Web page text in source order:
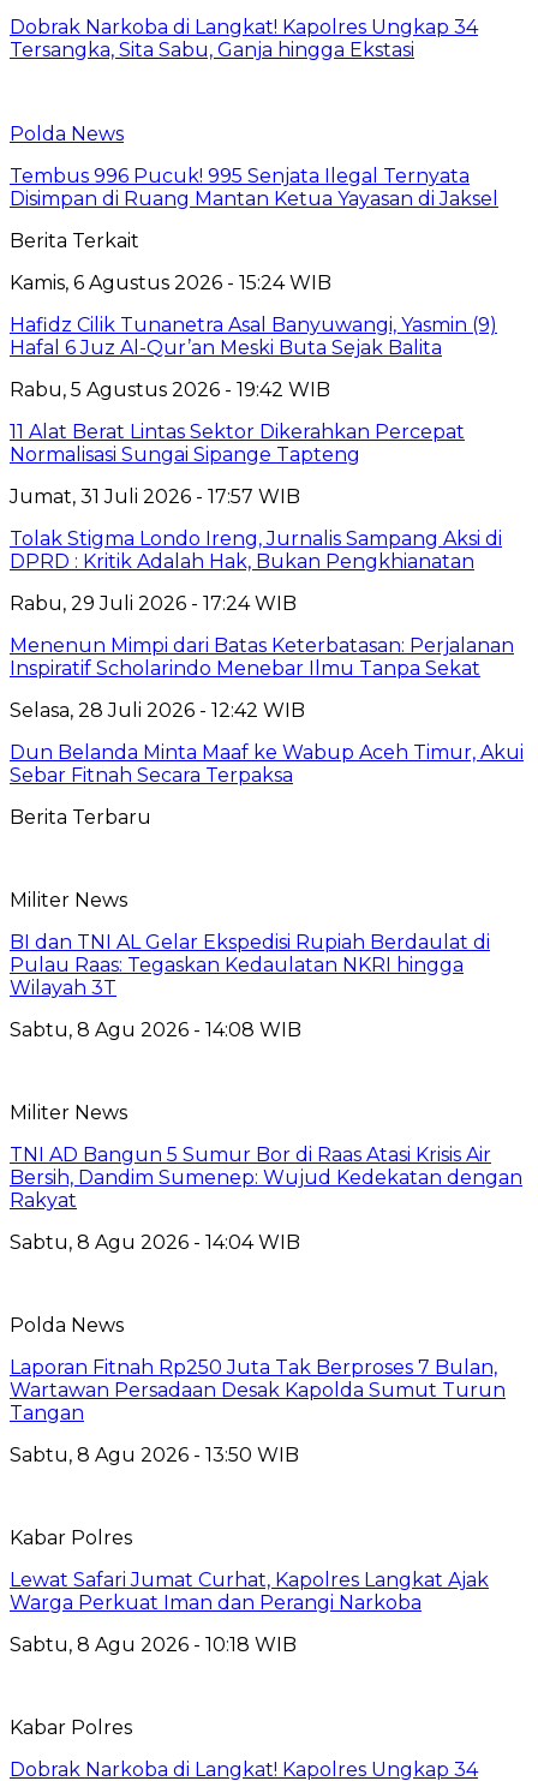
Dobrak Narkoba di Langkat! Kapolres Ungkap 34
Tersangka, Sita Sabu, Ganja hingga Ekstasi
Polda News
Tembus 996 Pucuk! 995 Senjata Ilegal Ternyata
Disimpan di Ruang Mantan Ketua Yayasan di Jaksel
Berita Terkait
Kamis, 6 Agustus 2026 - 15:24 WIB
Hafidz Cilik Tunanetra Asal Banyuwangi, Yasmin (9)
Hafal 6 Juz Al-Qur’an Meski Buta Sejak Balita
Rabu, 5 Agustus 2026 - 19:42 WIB
11 Alat Berat Lintas Sektor Dikerahkan Percepat
Normalisasi Sungai Sipange Tapteng
Jumat, 31 Juli 2026 - 17:57 WIB
Tolak Stigma Londo Ireng, Jurnalis Sampang Aksi di
DPRD : Kritik Adalah Hak, Bukan Pengkhianatan
Rabu, 29 Juli 2026 - 17:24 WIB
Menenun Mimpi dari Batas Keterbatasan: Perjalanan
Inspiratif Scholarindo Menebar Ilmu Tanpa Sekat
Selasa, 28 Juli 2026 - 12:42 WIB
Dun Belanda Minta Maaf ke Wabup Aceh Timur, Akui
Sebar Fitnah Secara Terpaksa
Berita Terbaru
Militer News
BI dan TNI AL Gelar Ekspedisi Rupiah Berdaulat di
Pulau Raas: Tegaskan Kedaulatan NKRI hingga
Wilayah 3T
Sabtu, 8 Agu 2026 - 14:08 WIB
Militer News
TNI AD Bangun 5 Sumur Bor di Raas Atasi Krisis Air
Bersih, Dandim Sumenep: Wujud Kedekatan dengan
Rakyat
Sabtu, 8 Agu 2026 - 14:04 WIB
Polda News
Laporan Fitnah Rp250 Juta Tak Berproses 7 Bulan,
Wartawan Persadaan Desak Kapolda Sumut Turun
Tangan
Sabtu, 8 Agu 2026 - 13:50 WIB
Kabar Polres
Lewat Safari Jumat Curhat, Kapolres Langkat Ajak
Warga Perkuat Iman dan Perangi Narkoba
Sabtu, 8 Agu 2026 - 10:18 WIB
Kabar Polres
Dobrak Narkoba di Langkat! Kapolres Ungkap 34